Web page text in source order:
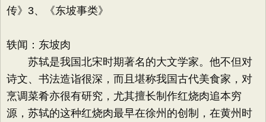
传》3、《东坡事类》
轶闻：东坡肉
苏轼是我国北宋时期著名的大文学家。他不但对
诗文、书法造诣很深，而且堪称我国古代美食家，对
烹调菜肴亦很有研究，尤其擅长制作红烧肉追本穷
源，苏轼的这种红烧肉最早在徐州的创制，在黄州时